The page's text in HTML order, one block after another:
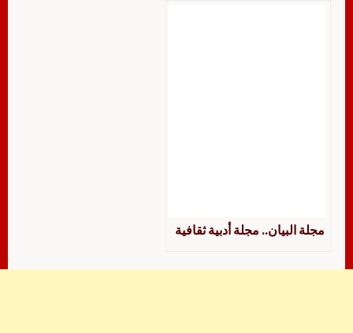
مجلة البيان.. مجلة أدبية ثقافية